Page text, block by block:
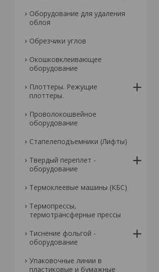
Оборудование для удаления
облоя
Обрезчики углов
Окошковклеивающее
оборудование
Плоттеры. Режущие
плоттеры.
Проволокошвейное
оборудование
Стапелеподъемники (Лифты)
Твердый переплет -
оборудование
Термоклеевые машины (КБС)
Термопрессы,
термотрансферные прессы
Тиснение фольгой -
оборудование
Упаковочные линии в
пластиковые и бумажные